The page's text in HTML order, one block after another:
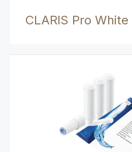
CLARIS Pro White